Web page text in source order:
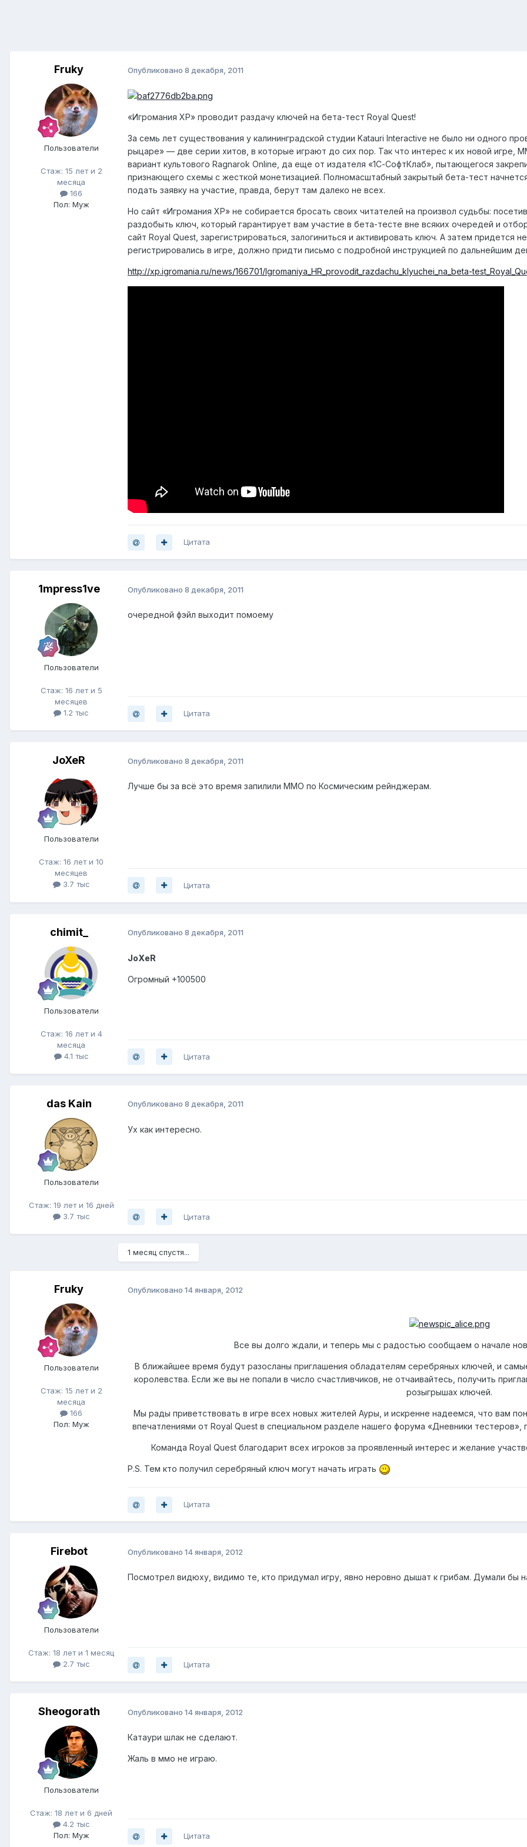
Fruky
Пользователи
Стаж: 15 лет и 2
месяца
166
Пол: Муж
Опубликовано 8 декабря, 2011
«Игромания ХР» проводит раздачу ключей на бета-тест Royal Quest!
За семь лет существования у калининградской студии Katauri Interactive не было ни одного
рыцаре» — две серии хитов, в которые играют до сих пор. Так что интерес к их новой игре,
вариант культового Ragnarok Online, да еще от издателя «1С-СофтКлаб», пытающегося
признающего схемы с жесткой монетизацией. Полномасштабный закрытый бета-тест
подать заявку на участие, правда, берут там далеко не всех.
Но сайт «Игромания ХР» не собирается бросать своих читателей на произвол судьбы:
раздобыть ключ, который гарантирует вам участие в бета-тесте вне всяких очередей и
сайт Royal Quest, зарегистрироваться, залогиниться и активировать ключ. А затем
регистрировались в игре, должно придти письмо с подробной инструкцией по дальнейшим
http://xp.igromania.ru/news/166701/Igromaniya_HR_provodit_razdachu_klyuchei_na_beta-
Цитата
1mpress1ve
Пользователи
Стаж: 16 лет и 5
месяцев
1.2 тыс
Опубликовано 8 декабря, 2011
очередной фэйл выходит помоему
Цитата
JoXeR
Пользователи
Стаж: 16 лет и 10
месяцев
3.7 тыс
Опубликовано 8 декабря, 2011
Лучше бы за всё это время запилили ММО по Космическим рейнджерам.
Цитата
chimit_
Пользователи
Стаж: 16 лет и 4
месяца
4.1 тыс
Опубликовано 8 декабря, 2011
JoXeR
Огромный +100500
Цитата
das Kain
Пользователи
Стаж: 19 лет и 16 дней
3.7 тыс
Опубликовано 8 декабря, 2011
Ух как интересно.
Цитата
1 месяц спустя...
Fruky
Пользователи
Стаж: 15 лет и 2
месяца
166
Пол: Муж
Опубликовано 14 января, 2012
Все вы долго ждали, и теперь мы с радостью сообщаем о начале
В ближайшее время будут разосланы приглашения обладателям серебряных ключей, и
королевства. Если же вы не попали в число счастливчиков, не отчаивайтесь, получить
розыгрышах ключей.
Мы рады приветствовать в игре всех новых жителей Ауры, и искренне надеемся, что вам
впечатлениями от Royal Quest в специальном разделе нашего форума «Дневники
Команда Royal Quest благодарит всех игроков за проявленный интерес и желание
P.S. Тем кто получил серебряный ключ могут начать играть
Цитата
Firebot
Пользователи
Стаж: 18 лет и 1 месяц
2.7 тыс
Опубликовано 14 января, 2012
Посмотрел видюху, видимо те, кто придумал игру, явно неровно дышат к грибам. Думали бы
Цитата
Sheogorath
Пользователи
Стаж: 18 лет и 6 дней
4.2 тыс
Пол: Муж
Опубликовано 14 января, 2012
Катаури шлак не сделают.
Жаль в ммо не играю.
Цитата